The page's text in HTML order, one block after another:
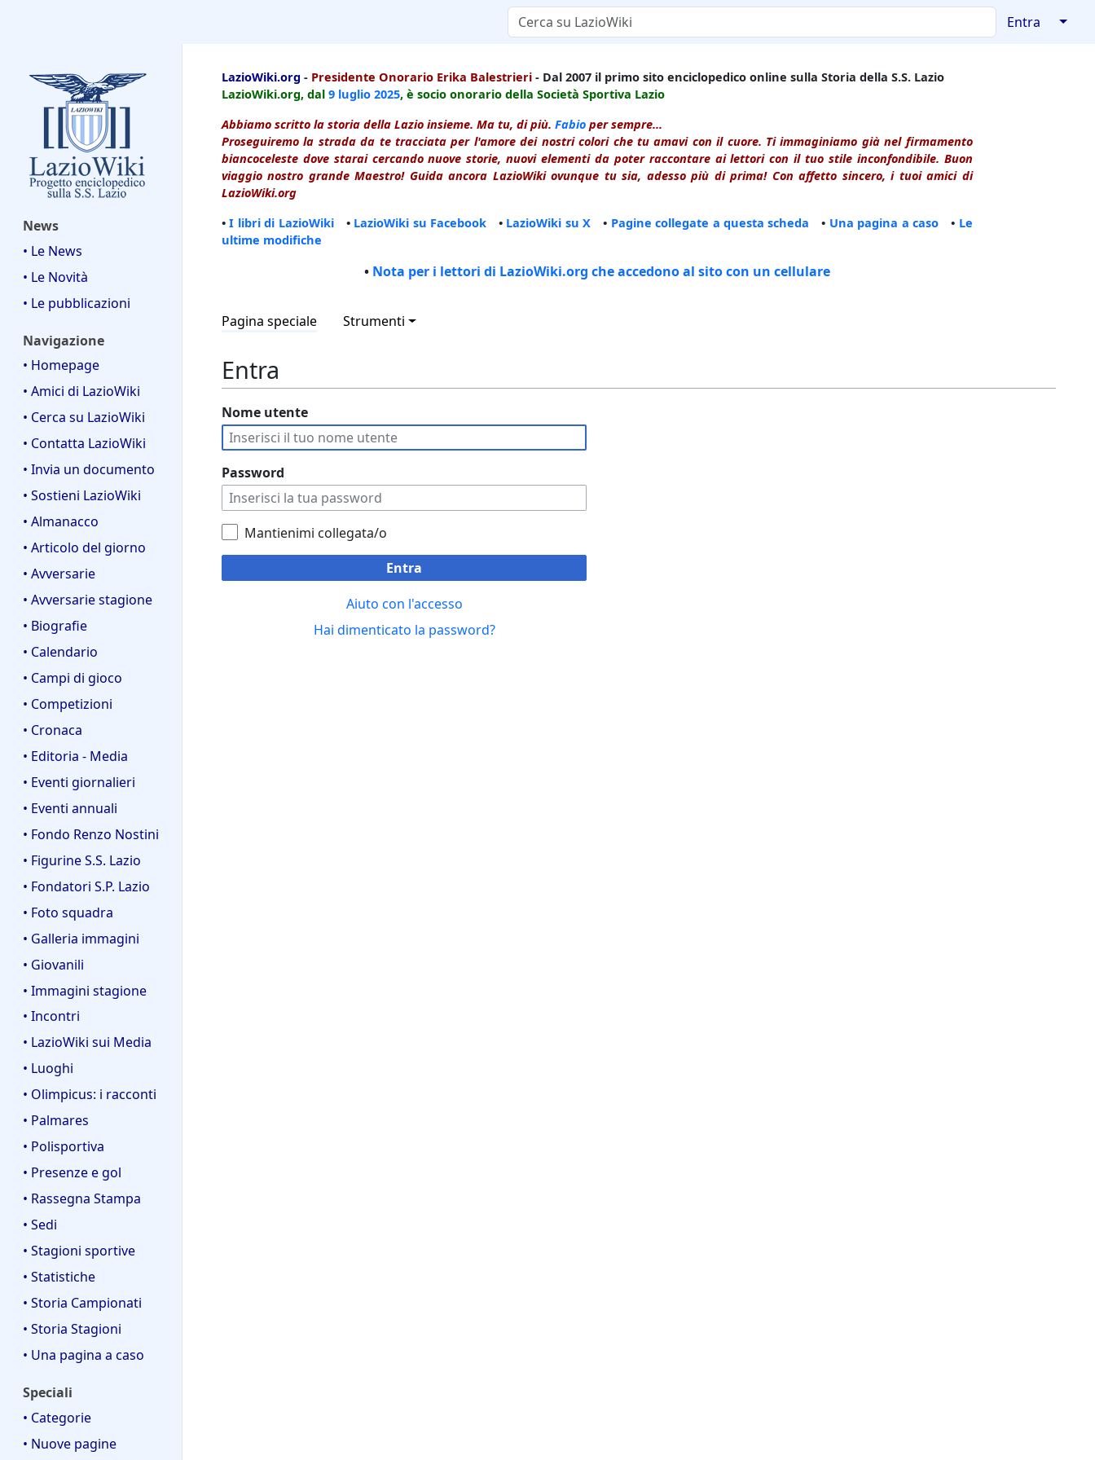
Entra ↓
News
• Le News
• Le Novità
• Le pubblicazioni
Navigazione
• Homepage
• Amici di LazioWiki
• Cerca su LazioWiki
• Contatta LazioWiki
• Invia un documento
• Sostieni LazioWiki
• Almanacco
• Articolo del giorno
• Avversarie
• Avversarie stagione
• Biografie
• Calendario
• Campi di gioco
• Competizioni
• Cronaca
• Editoria - Media
• Eventi giornalieri
• Eventi annuali
• Fondo Renzo Nostini
• Figurine S.S. Lazio
• Fondatori S.P. Lazio
• Foto squadra
• Galleria immagini
• Giovanili
• Immagini stagione
• Incontri
• LazioWiki sui Media
• Luoghi
• Olimpicus: i racconti
• Palmares
• Polisportiva
• Presenze e gol
• Rassegna Stampa
• Sedi
• Stagioni sportive
• Statistiche
• Storia Campionati
• Storia Stagioni
• Una pagina a caso
Speciali
• Categorie
• Nuove pagine
LazioWiki.org - Presidente Onorario Erika Balestrieri - Dal 2007 il primo sito enciclopedico online sulla Storia della S.S. Lazio
LazioWiki.org, dal 9 luglio 2025, è socio onorario della Società Sportiva Lazio
Abbiamo scritto la storia della Lazio insieme. Ma tu, di più. Fabio per sempre...
Proseguiremo la strada da te tracciata per l'amore dei nostri colori che tu amavi con il cuore. Ti immaginiamo già nel firmamento
biancoceleste dove starai cercando nuove storie, nuovi elementi da poter raccontare ai lettori con il tuo stile inconfondibile. Buon
viaggio nostro grande Maestro! Guida ancora LazioWiki ovunque tu sia, adesso più di prima! Con affetto sincero, i tuoi amici di
LazioWiki.org
•I libri di LazioWiki• LazioWiki su Facebook • LazioWiki su X • Pagine collegate a questa scheda • Una pagina a caso • Le
ultime modifiche
• Nota per i lettori di LazioWiki.org che accedono al sito con un cellulare
Pagina speciale Strumenti
Entra
Nome utente
Password
Mantienimi collegata/o
Entra
Aiuto con l'accesso
Hai dimenticato la password?